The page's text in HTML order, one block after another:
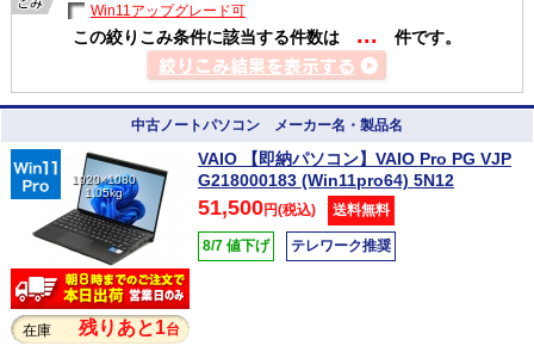
Win11アップグレード可
この絞りこみ条件に該当する件数は ... 件です。
中古ノートパソコン メーカー名・製品名
1920×1080
1.05kg
在庫 残りあと1台
VAIO 【即納パソコン】VAIO Pro PG VJP
G218000183 (Win11pro64) 5N12
51,500円(税込) 送料無料
8/7 値下げ テレワーク推奨